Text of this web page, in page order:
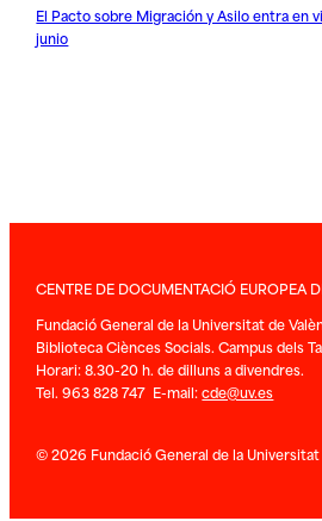
El Pacto sobre Migración y Asilo entra en
junio
CENTRE DE DOCUMENTACIÓ EUROPEA
Fundació General de la Universitat de
Biblioteca Ciènces Socials. Campus dels
Horari: 8.30-20 h. de dilluns a divendres.
Tel. 963 828 747 E-mail:cde@uv.es
© 2026 Fundació General de la Universitat